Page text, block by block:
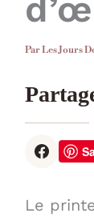
ParLes Jours
Le